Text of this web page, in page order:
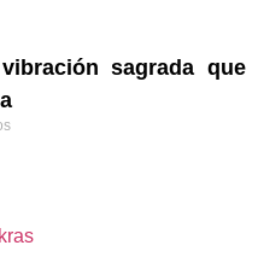
sagrada que